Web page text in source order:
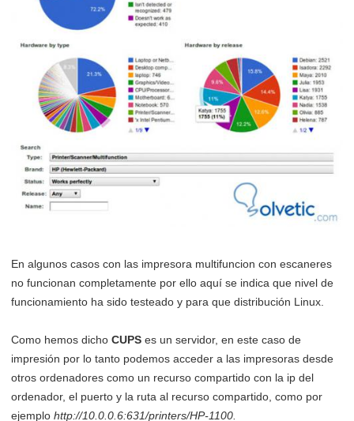
En algunos casos con las impresora multifuncion con escaneres
no funcionan completamente por ello aquí se indica que nivel de
funcionamiento ha sido testeado y para que distribución Linux.
Como hemos dicho CUPS es un servidor, en este caso de
impresión por lo tanto podemos acceder a las impresoras desde
otros ordenadores como un recurso compartido con la ip del
ordenador, el puerto y la ruta al recurso compartido, como por
ejemplo http://10.0.0.6:631/printers/HP-1100.